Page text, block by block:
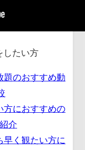
したい方
題のおすすめ動
方におすすめの
介
早く観たい方に